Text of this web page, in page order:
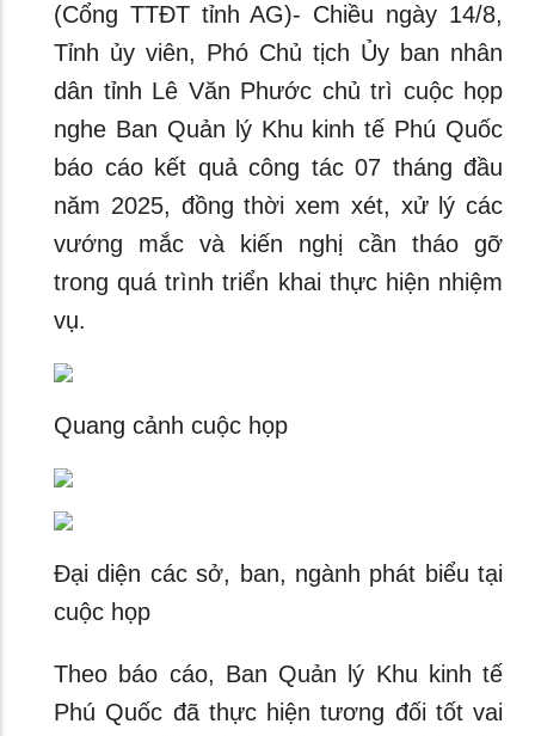
(Cổng TTĐT tỉnh AG)- Chiều ngày 14/8,
Tỉnh ủy viên, Phó Chủ tịch Ủy ban nhân
dân tỉnh Lê Văn Phước chủ trì cuộc họp
nghe Ban Quản lý Khu kinh tế Phú Quốc
báo cáo kết quả công tác 07 tháng đầu
năm 2025, đồng thời xem xét, xử lý các
vướng mắc và kiến nghị cần tháo gỡ
trong quá trình triển khai thực hiện nhiệm
vụ.
Quang cảnh cuộc họp
Đại diện các sở, ban, ngành phát biểu tại
cuộc họp
Theo báo cáo, Ban Quản lý Khu kinh tế
Phú Quốc đã thực hiện tương đối tốt vai